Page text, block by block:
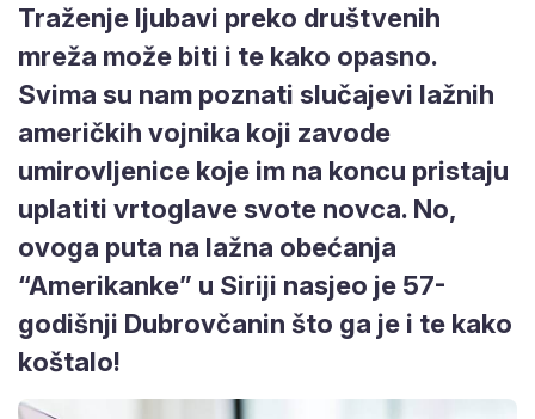
Traženje ljubavi preko društvenih
mreža može biti i te kako opasno.
Svima su nam poznati slučajevi lažnih
američkih vojnika koji zavode
umirovljenice koje im na koncu pristaju
uplatiti vrtoglave svote novca. No,
ovoga puta na lažna obećanja
“Amerikanke” u Siriji nasjeo je 57-
godišnji Dubrovčanin što ga je i te kako
koštalo!